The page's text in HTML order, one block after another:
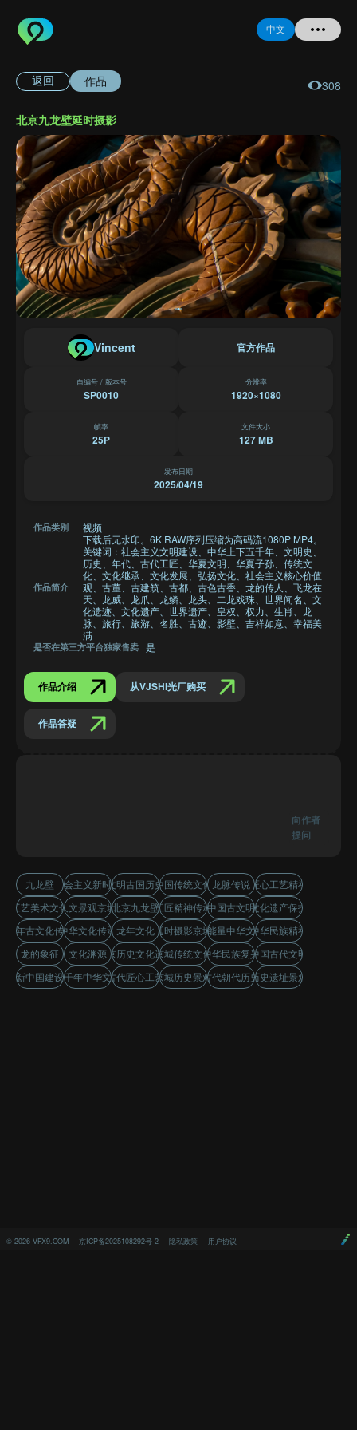
中文
登录
注册
忘记密码
© 2026 VFX9.COM 京ICP备2025108292号-2 隐私政策 用户协议
返回 作品 308
北京九龙壁延时摄影
Vincent 官方作品
自编号 / 版本号
SP0010
分辨率
1920×1080
帧率
25P
文件大小
127 MB
发布日期
2025/04/19
作品类别 视频
作品简介
下载后无水印。6K RAW序列压缩为高码流1080P MP4。
关键词：社会主义文明建设、中华上下五千年、文明史、
历史、年代、古代工匠、华夏文明、华夏子孙、传统文
化、文化继承、文化发展、弘扬文化、社会主义核心价值
观、古董、古建筑、古都、古色古香、龙的传人、飞龙在
天、龙威、龙爪、龙鳞、龙头、二龙戏珠、世界闻名、文
化遗迹、文化遗产、世界遗产、皇权、权力、生肖、龙
脉、旅行、旅游、名胜、古迹、影壁、吉祥如意、幸福美
满
是否在第三方平台独家售卖 是
作品介绍 从VJSHI光厂购买
作品答疑
向作者
提问
九龙壁 社会主义新时代文明古国历史中国传统文化龙脉传说匠心工艺精神
工艺美术文化人文景观京城北京九龙壁工匠精神传承中国古文明文化遗产保护
千年古文化传承中华文化传承龙年文化延时摄影京城正能量中华文化中华民族精神
龙的象征
文化渊源北京历史文化遗产京城传统文化中华民族复兴中国古代文明
新中国建设五千年中华文明古代匠心工艺京城历史景观古代朝代历史历史遗址景观